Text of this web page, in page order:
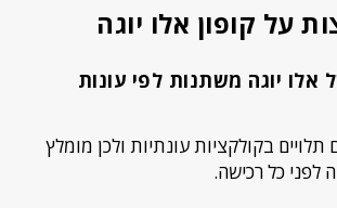
על קופון אלו יוגה
יוגה משתנות לפי עונות
בקולקציות עונתיות ולכן מומלץ
לפני כל רכישה.